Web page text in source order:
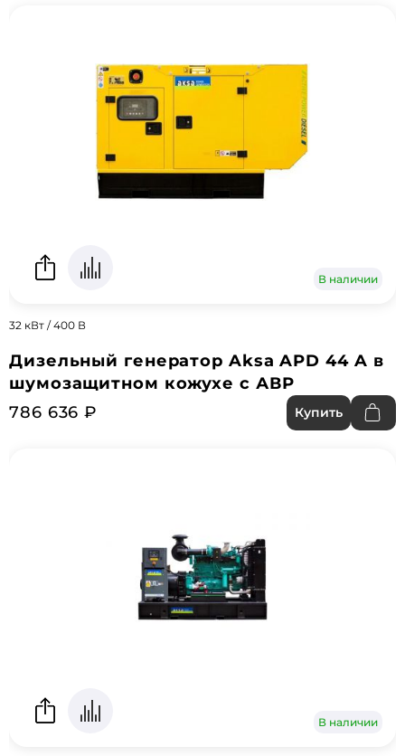
В наличии
32 кВт / 400 В
Дизельный генератор Aksa APD 44 A в
шумозащитном кожухе с АВР
786 636 ₽
Купить
В наличии